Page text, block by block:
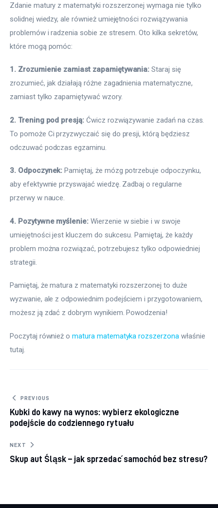
Zdanie matury z matematyki rozszerzonej wymaga nie tylko
solidnej wiedzy, ale również umiejętności rozwiązywania
problemów i radzenia sobie ze stresem. Oto kilka sekretów,
które mogą pomóc:
1. Zrozumienie zamiast zapamiętywania: Staraj się
zrozumieć, jak działają różne zagadnienia matematyczne,
zamiast tylko zapamiętywać wzory.
2. Trening pod presją: Ćwicz rozwiązywanie zadań na czas.
To pomoże Ci przyzwyczaić się do presji, którą będziesz
odczuwać podczas egzaminu.
3. Odpoczynek: Pamiętaj, że mózg potrzebuje odpoczynku,
aby efektywnie przyswajać wiedzę. Zadbaj o regularne
przerwy w nauce.
4. Pozytywne myślenie: Wierzenie w siebie i w swoje
umiejętności jest kluczem do sukcesu. Pamiętaj, że każdy
problem można rozwiązać, potrzebujesz tylko odpowiedniej
strategii.
Pamiętaj, że matura z matematyki rozszerzonej to duże
wyzwanie, ale z odpowiednim podejściem i przygotowaniem,
możesz ją zdać z dobrym wynikiem. Powodzenia!
Poczytaj również o matura matematyka rozszerzona właśnie
tutaj.
Nawigacja wpisu
PREVIOUS
Kubki do kawy na wynos: wybierz ekologiczne
podejście do codziennego rytuału
NEXT
Skup aut Śląsk – jak sprzedać samochód bez stresu?